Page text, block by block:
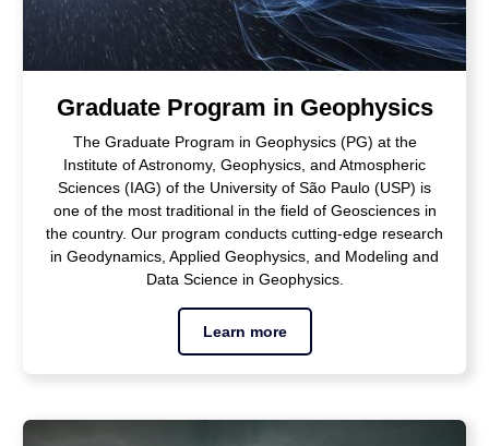
Graduate Program in Geophysics
The Graduate Program in Geophysics (PG) at the
Institute of Astronomy, Geophysics, and Atmospheric
Sciences (IAG) of the University of São Paulo (USP) is
one of the most traditional in the field of Geosciences in
the country. Our program conducts cutting-edge research
in Geodynamics, Applied Geophysics, and Modeling and
Data Science in Geophysics.
Learn more